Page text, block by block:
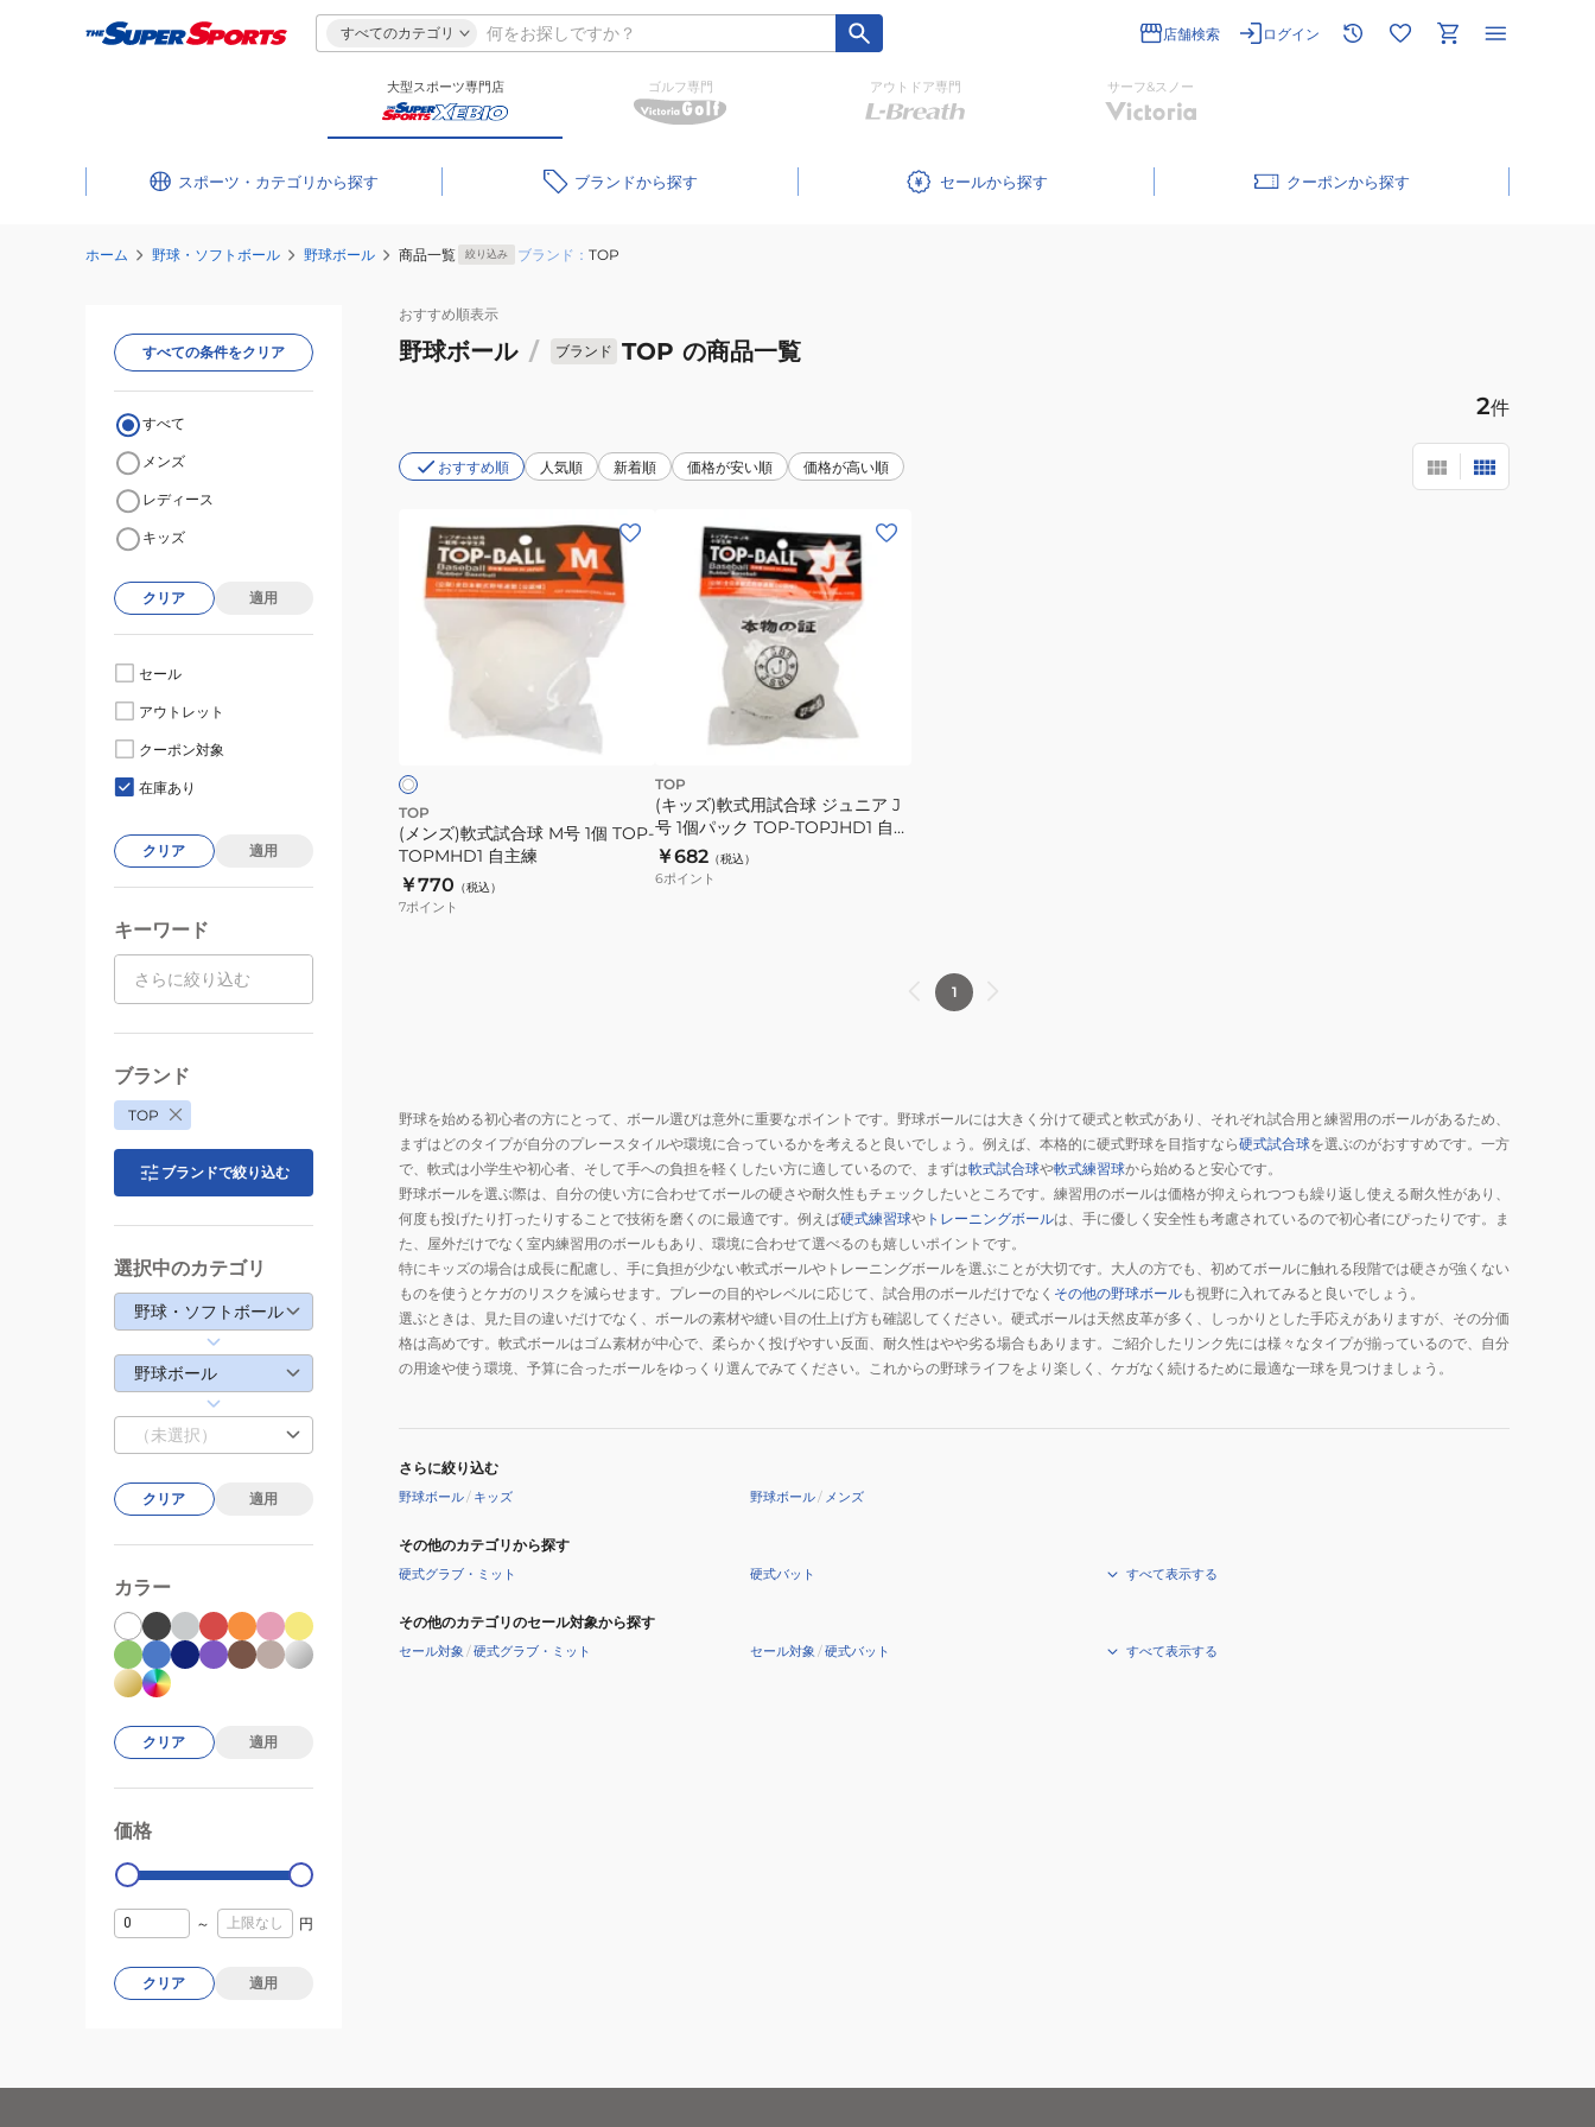
すべてのカテゴリ 店舗検索 ログイン
大型スポーツ専門店 ゴルフ専門 アウトドア専門 サーフ&スノー
スポーツ・カテゴリ ブランド セール クーポン
ホーム 野球・ソフトボール 野球ボール 商品一覧 絞り込み ブランド： TOP
おすすめ順表示
野球ボール / ブランド TOP の商品一覧
2件
おすすめ順 人気順 新着順 価格が安い順 価格が高い順
号
1
個
TOP-
TOPMHD1
TOP
(メンズ)軟式試合球 M号 1個 TOP-
TOPMHD1 自主練
￥770 （税込）
7ポイント
TOP
(キッズ)軟式用試合球 ジュニア J
号 1個パック TOP-TOPJHD1 自主
練
￥682 （税込）
6ポイント
1
野球を始める初心者の方にとって、ボール選びは意外に重要なポイントです。野球ボールには大きく分けて硬式と軟式があり、それぞれ試合用と練習用のボールがあるため、
まずはどのタイプが自分のプレースタイルや環境に合っているかを考えると良いでしょう。例えば、本格的に硬式野球を目指すなら硬式試合球を選ぶのがおすすめです。一方
で、軟式は小学生や初心者、そして手への負担を軽くしたい方に適しているので、まずは軟式試合球や軟式練習球から始めると安心です。
野球ボールを選ぶ際は、自分の使い方に合わせてボールの硬さや耐久性もチェックしたいところです。練習用のボールは価格が抑えられつつも繰り返し使える耐久性があり、
何度も投げたり打ったりすることで技術を磨くのに最適です。例えば硬式練習球や トレーニングボールは、手に優しく安全性も考慮されているので初心者にぴったりです。ま
た、屋外だけでなく室内練習用のボールもあり、環境に合わせて選べるのも嬉しいポイントです。
特にキッズの場合は成長に配慮し、手に負担が少ない軟式ボールやトレーニングボールを選ぶことが大切です。大人の方でも、初めてボールに触れる段階では硬さが強くない
ものを使うとケガのリスクを減らせます。プレーの目的やレベルに応じて、試合用のボールだけでなく その他の野球ボールも視野に入れてみると良いでしょう。
選ぶときは、見た目の違いだけでなく、ボールの素材や縫い目の仕上げ方も確認してください。硬式ボールは天然皮革が多く、しっかりとした手応えがありますが、その分価
格は高めです。軟式ボールはゴム素材が中心で、柔らかく投げやすい反面、耐久性はやや劣る場合もあります。ご紹介したリンク先には様々なタイプが揃っているので、自分
の用途や使う環境、予算に合ったボールをゆっくり選んでみてください。これからの野球ライフをより楽しく、ケガなく続けるために最適な一球を見つけましょう。
さらに絞り込む
野球ボール/ キッズ 野球ボール/ メンズ
その他のカテゴリから探す
硬式グラブ・ミット 硬式バット すべて表示する
その他のカテゴリのセール対象から探す
セール対象 /硬式グラブ・ミット セール対象 /硬式バット すべて表示する
すべての条件をクリア
すべて
メンズ
レディース
キッズ
クリア 適用
セール
アウトレット
クーポン対象
在庫あり
クリア 適用
キーワード
ブランド
TOP
ブランドで絞り込む
選択中のカテゴリ
野球・ソフトボール
野球ボール
（未選択）
クリア 適用
カラー
クリア 適用
価格
0
～ 円
クリア 適用